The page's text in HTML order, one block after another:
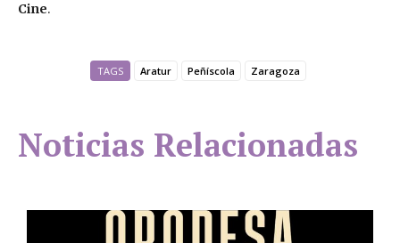
Cine.
TAGS Aratur Peñíscola Zaragoza
Noticias Relacionadas